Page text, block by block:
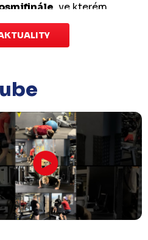
, ve kterém
výhodu domácího
.První zápas se v Kotlině
úterý 10. března od
pátý rozhodující
v Kotlině ve středu 18.
je odložen
ledna |Utkání dorostu v
které se mělo odehrát v
ve 14:15,je
Odehraje se v náhradním